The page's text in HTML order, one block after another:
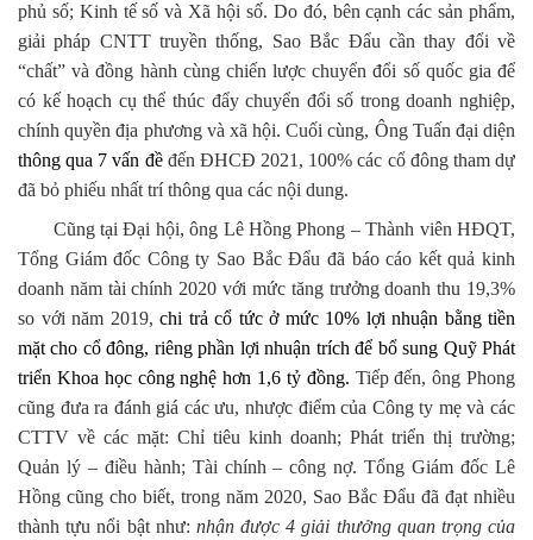
phủ số; Kinh tế số và Xã hội số. Do đó, bên cạnh các sản phẩm,
giải pháp CNTT truyền thống, Sao Bắc Đẩu cần thay đổi về
“chất” và đồng hành cùng chiến lược chuyển đổi số quốc gia để
có kế hoạch cụ thể thúc đẩy chuyển đổi số trong doanh nghiệp,
chính quyền địa phương và xã hội. Cuối cùng, Ông Tuấn đại diện
thông qua 7 vấn đề đến ĐHCĐ 2021, 100% các cổ đông tham dự
đã bỏ phiếu nhất trí thông qua các nội dung.
Cũng tại Đại hội, ông Lê Hồng Phong – Thành viên HĐQT,
Tổng Giám đốc Công ty Sao Bắc Đẩu đã báo cáo kết quả kinh
doanh năm tài chính 2020 với mức tăng trưởng doanh thu 19,3%
so với năm 2019, chi trả cổ tức ở mức 10% lợi nhuận bằng tiền
mặt cho cổ đông, riêng phần lợi nhuận trích để bổ sung Quỹ Phát
triển Khoa học công nghệ hơn 1,6 tỷ đồng. Tiếp đến, ông Phong
cũng đưa ra đánh giá các ưu, nhược điểm của Công ty mẹ và các
CTTV về các mặt: Chỉ tiêu kinh doanh; Phát triển thị trường;
Quản lý – điều hành; Tài chính – công nợ. Tổng Giám đốc Lê
Hồng cũng cho biết, trong năm 2020, Sao Bắc Đẩu đã đạt nhiều
thành tựu nổi bật như: nhận được 4 giải thưởng quan trọng của